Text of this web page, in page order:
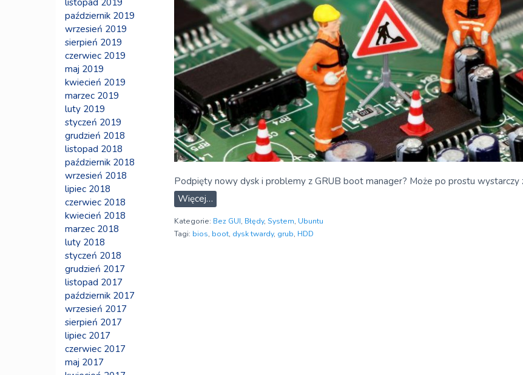
Podpięty nowy dysk i problemy z GRUB boot manager? Może po prostu wystarczy
Więcej…
Kategorie: Bez GUI, Błędy, System, Ubuntu
Tagi: bios, boot, dysk twardy, grub, HDD
październik 2019
wrzesień 2019
sierpień 2019
czerwiec 2019
maj 2019
kwiecień 2019
marzec 2019
luty 2019
styczeń 2019
grudzień 2018
listopad 2018
październik 2018
wrzesień 2018
lipiec 2018
czerwiec 2018
kwiecień 2018
marzec 2018
luty 2018
styczeń 2018
grudzień 2017
listopad 2017
październik 2017
wrzesień 2017
sierpień 2017
lipiec 2017
czerwiec 2017
maj 2017